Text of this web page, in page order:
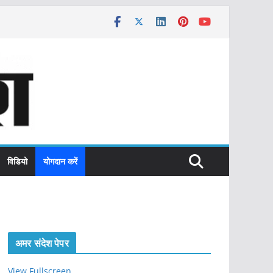
विडियो योगदान करें
अमर संदेश पेपर